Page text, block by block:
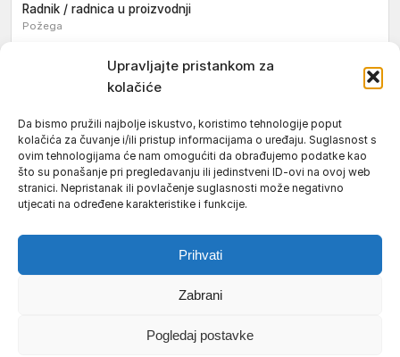
Upravljajte pristankom za
kolačiće
Da bismo pružili najbolje iskustvo, koristimo tehnologije poput
kolačića za čuvanje i/ili pristup informacijama o uređaju. Suglasnost s
ovim tehnologijama će nam omogućiti da obrađujemo podatke kao
što su ponašanje pri pregledavanju ili jedinstveni ID-ovi na ovoj web
stranici. Nepristanak ili povlačenje suglasnosti može negativno
utjecati na određene karakteristike i funkcije.
Prihvati
Zabrani
Pogledaj postavke
Radnik / radnica u proizvodnji
Požega
Sezonski pomoćni radnik / sezonska pomoćna radnica
Pomoćni pekar / pomoćna pekarica
Pekar / pekarica
Požega
Konobar / konobarica
Požega
Pravila privatnosti